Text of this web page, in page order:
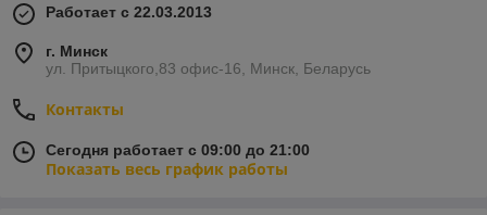
Работает с 22.03.2013
г. Минск
ул. Притыцкого,83 офис-16, Минск, Беларусь
Контакты
Сегодня работает с 09:00 до 21:00
Показать весь график работы